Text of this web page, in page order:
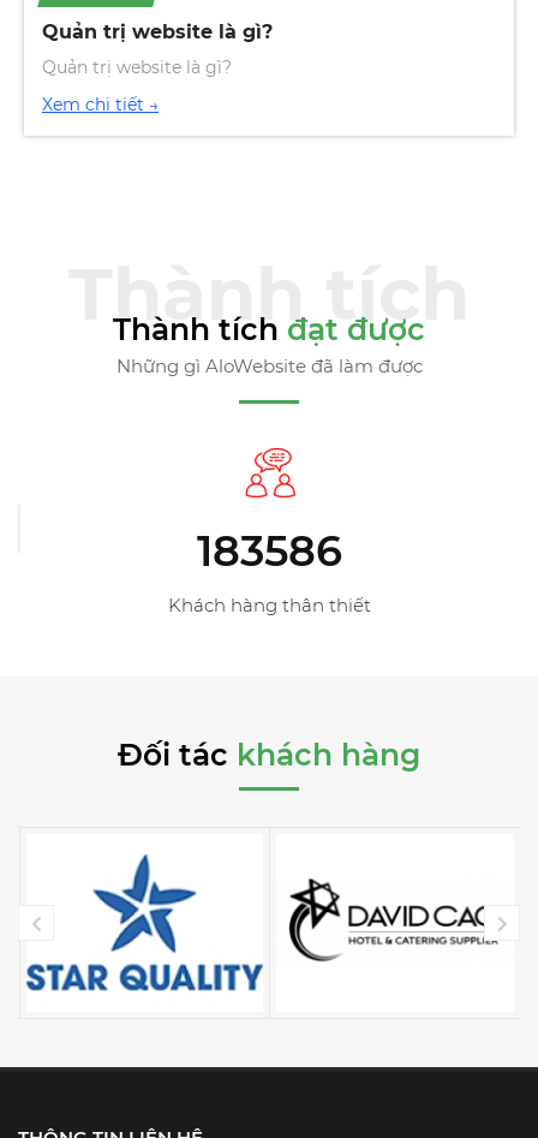
Thiết Kế Website Tất bật hỗ trợ khách hàng
thân thiết hoàn thành dự án website phụ
kiện trang trí Noel.
hoàn thành dự án website phụ kiện trang trí Noel.
Thành tích đạt được
Những gì AloWebsite đã làm được
209863
Số lượng khách hàng đã tin dùng dịch vụ thiết kế
Đối tác khách hàng